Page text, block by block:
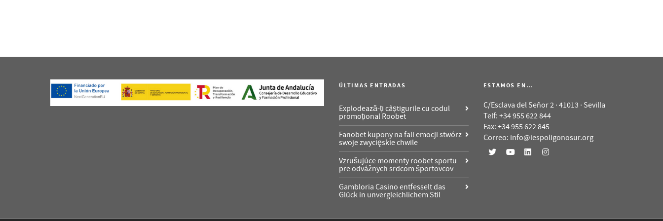
ÚLTIMAS ENTRADAS
Explodează-ți câștigurile cu codul
promoțional Roobet
Fanobet kupony na fali emocji stwórz
swoje zwycięskie chwile
Vzrušujúce momenty roobet sportu
pre odvážnych srdcom športovcov
Gambloria Casino entfesselt das
Glück in unvergleichlichem Stil
ESTAMOS EN…
C/Esclava del Señor 2 · 41013 · Sevilla
Telf: +34 955 622 844
Fax: +34 955 622 845
Correo: info@iespoligonosur.org